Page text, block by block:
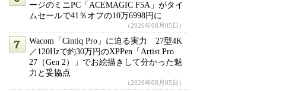
ージのミニPC「ACEMAGIC F5A」がタイ
ムセールで41％オフの10万6998円に
（2026年08月05日）
Wacom「Cintiq Pro」に迫る実力 27型4K
／120Hzで約30万円のXPPen「Artist Pro
27（Gen 2）」でお絵描きして分かった魅
力と妥協点
（2026年08月05日）